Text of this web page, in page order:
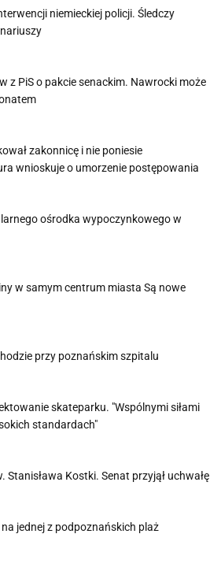
niemieckiej policji. Śledczy
z PiS o pakcie senackim. Nawrocki może
zakonnicę i nie poniesie
wnioskuje o umorzenie postępowania
ośrodka wypoczynkowego w
w samym centrum miasta Są nowe
przy poznańskim szpitalu
skateparku. "Wspólnymi siłami
standardach"
Stanisława Kostki. Senat przyjął uchwałę
jednej z podpoznańskich plaż